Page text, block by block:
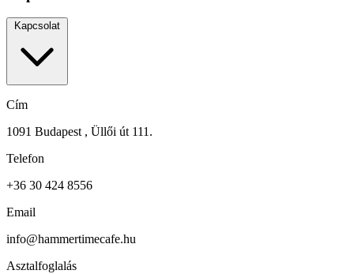
Kapcsolat
Cím
1091 Budapest , Üllői út 111.
Telefon
+36 30 424 8556
Email
info@hammertimecafe.hu
Asztalfoglalás